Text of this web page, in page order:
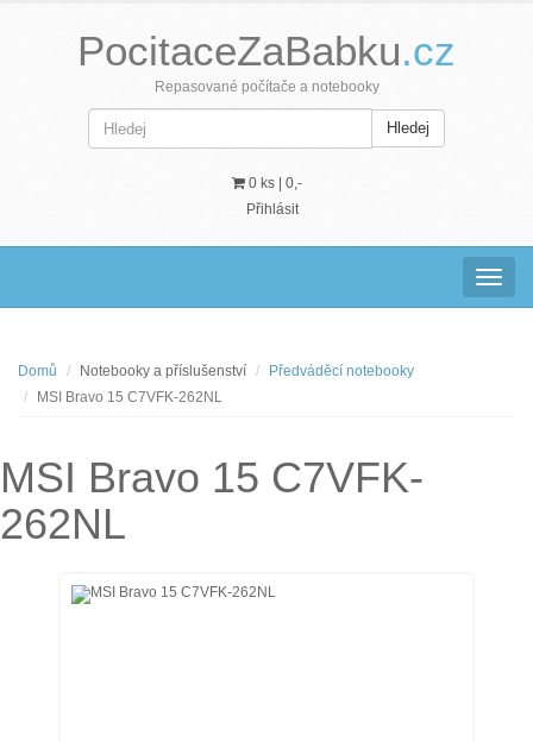
PocitaceZaBabku.cz
Repasované počítače a notebooky
Hledej
0 ks | 0,-
Přihlásit
Domů Notebooky a příslušenství
Předváděcí notebooky
MSI Bravo 15 C7VFK-262NL
MSI Bravo 15 C7VFK-
262NL